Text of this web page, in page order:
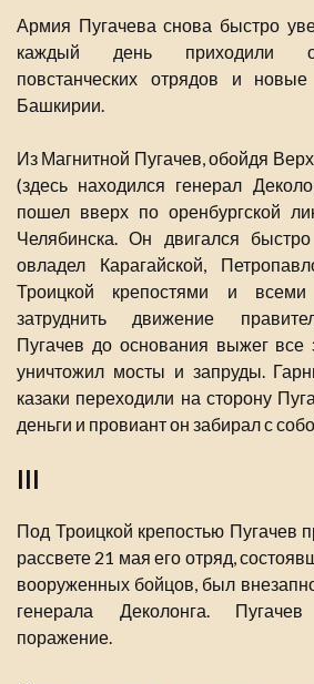
Армия Пугачева снова быстро
каждый день приходили
повстанческих отрядов и
Башкирии.
Из Магнитной Пугачев, обойдя
(здесь находился генерал
пошел вверх по оренбургской
Челябинска. Он двигался
овладел Карагайской,
Троицкой крепостями и
затруднить движение
Пугачев до основания выжег все
уничтожил мосты и запруды.
казаки переходили на сторону
деньги и провиант он забирал с
III
Под Троицкой крепостью Пугачев
рассвете 21 мая его отряд,
вооруженных бойцов, был
генерала Деколонга.
поражение.